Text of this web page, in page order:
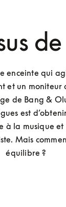
enceinte qui
et un
de Bang &
est
à la musique
Mais
équilibre ?